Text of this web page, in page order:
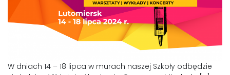
W dniach 14 – 18 lipca w murach naszej Szkoły odbędzie